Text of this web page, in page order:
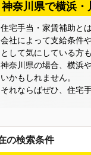
神奈川県で横浜
住宅手当・家賃補助と
会社によって支給条件
として気にしている方
神奈川県の場合、横浜
いかもしれません。
それならばぜひ、住宅
の検索条件